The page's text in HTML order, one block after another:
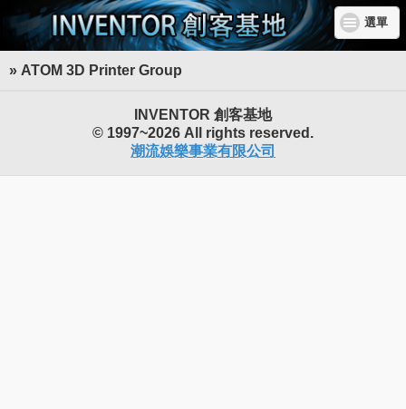
選單
» ATOM 3D Printer Group
INVENTOR 創客基地
© 1997~2026 All rights reserved.
潮流娛樂事業有限公司